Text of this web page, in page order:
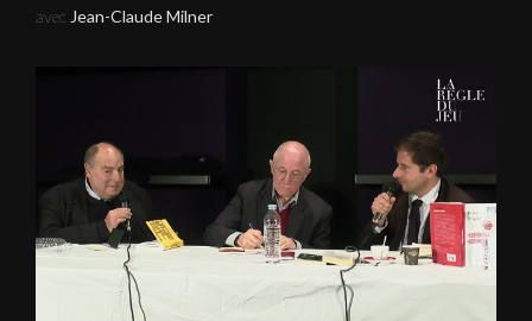
avec Jean-Claude Milner